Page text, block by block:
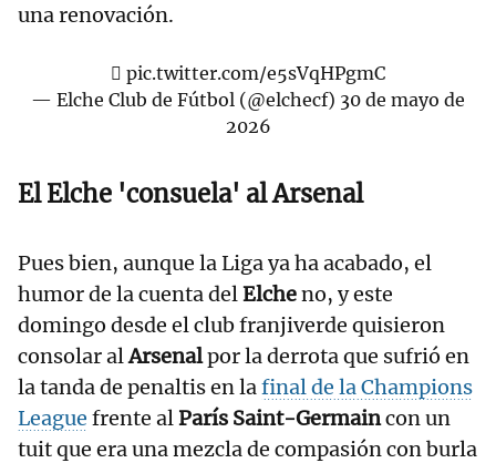
una renovación.
🫪 pic.twitter.com/e5sVqHPgmC
— Elche Club de Fútbol (@elchecf) 30 de mayo de
2026
El Elche 'consuela' al Arsenal
Pues bien, aunque la Liga ya ha acabado, el
humor de la cuenta delElcheno, y este
domingo desde el club franjiverde quisieron
consolar alArsenalpor la derrota que sufrió en
la tanda de penaltis en lafinal de la Champions
League frente alParís Saint-Germaincon un
tuit que era una mezcla de compasión con burla